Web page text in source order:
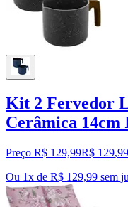
Kit 2 Fervedor
Cerâmica 14cm
Preço R$ 129,99R$ 129,99
Ou 1x de R$ 129,99 sem